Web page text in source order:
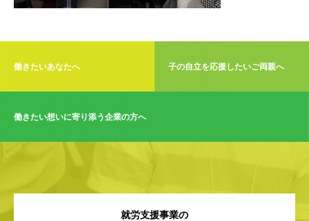
働きたいあなたへ 子の自立を応援したいご両親へ
働きたい想いに寄り添う企業の方へ
就労支援事業の